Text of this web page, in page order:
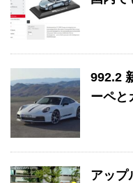
992.2
ーペと
アップ